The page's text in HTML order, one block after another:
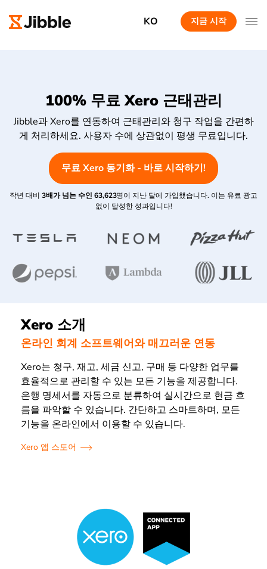
KO 지금 시작
100% 무료 Xero 근태관리
Jibble과 Xero를 연동하여 근태관리와 청구 작업을 간편하
게 처리하세요. 사용자 수에 상관없이 평생 무료입니다.
무료 Xero 동기화 - 바로 시작하기!
작년 대비 3배가 넘는 수인 63,623명이 지난 달에 가입했습니다. 이는 유료 광고
없이 달성한 성과입니다!
Xero 소개
온라인 회계 소프트웨어와 매끄러운 연동
Xero는 청구, 재고, 세금 신고, 구매 등 다양한 업무를
효율적으로 관리할 수 있는 모든 기능을 제공합니다.
은행 명세서를 자동으로 분류하여 실시간으로 현금 흐
름을 파악할 수 있습니다. 간단하고 스마트하며, 모든
기능을 온라인에서 이용할 수 있습니다.
Xero 앱 스토어